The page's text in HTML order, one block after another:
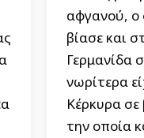
αφγανού, ο
βίασε και
Γερμανίδα
νωρίτερα
Κέρκυρα σε
την οποία